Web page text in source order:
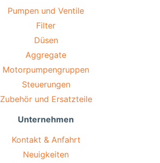
Pumpen und Ventile
Filter
Düsen
Aggregate
Motorpumpengruppen
Steuerungen
Zubehör und Ersatzteile
Unternehmen
Kontakt & Anfahrt
Neuigkeiten